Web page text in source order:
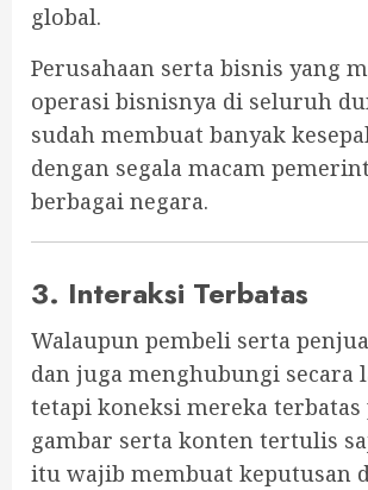
global.
Perusahaan serta bisnis yang
operasi bisnisnya di seluruh
sudah membuat banyak
dengan segala macam
berbagai negara.
3. Interaksi Terbatas
Walaupun pembeli serta
dan juga menghubungi secara
tetapi koneksi mereka terbatas
gambar serta konten tertulis
itu wajib membuat keputusan